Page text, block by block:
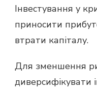
Інвестування у
приносити
втрати капіталу.
Для зменшення
диверсифікувати